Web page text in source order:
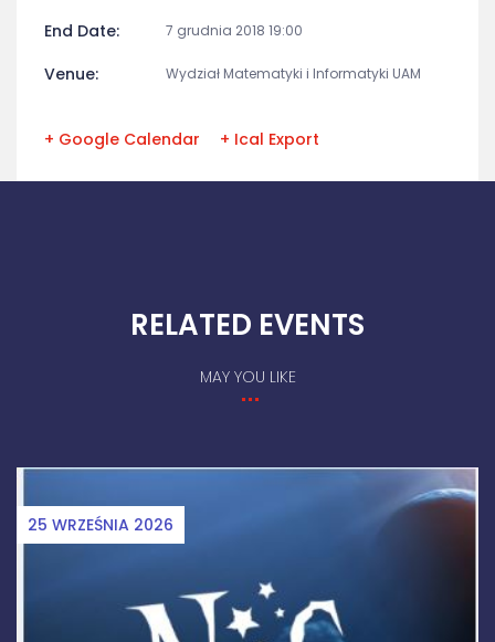
End Date: 7 grudnia 2018 19:00
Venue: Wydział Matematyki i Informatyki UAM
+ Google Calendar + Ical Export
RELATED EVENTS
MAY YOU LIKE
25 WRZEŚNIA 2026